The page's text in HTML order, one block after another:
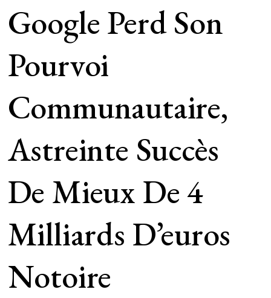
Google Perd Son
Pourvoi
Communautaire,
Astreinte Succès
De Mieux De 4
Milliards D’euros
Notoire